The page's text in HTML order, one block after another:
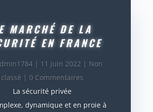
MARCHÉ DE LA
EN FRANCE
| 11 juin 2022 | Non
classé | 0 Commentaires
La sécurité privée
dynamique et en proie à